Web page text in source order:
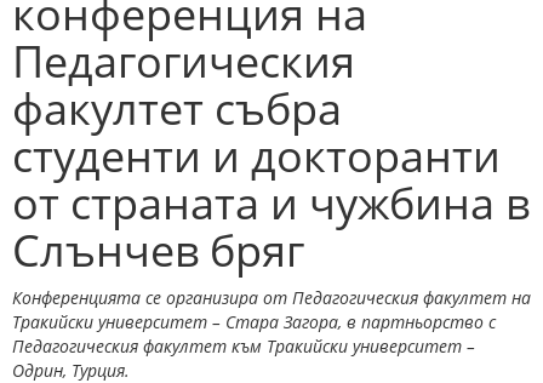
конференция на
Педагогическия
факултет събра
студенти и докторанти
от страната и чужбина в
Слънчев бряг
Конференцията се организира от Педагогическия факултет на
Тракийски университет – Стара Загора, в партньорство с
Педагогическия факултет към Тракийски университет –
Одрин, Турция.